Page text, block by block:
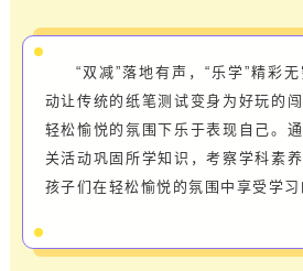
“双减”落地有声，“乐学”精彩
动让传统的纸笔测试变身为好玩的
轻松愉悦的氛围下乐于表现自己。
关活动巩固所学知识，考察学科素
孩子们在轻松愉悦的氛围中享受学习